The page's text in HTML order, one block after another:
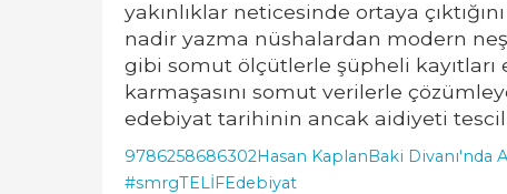
yakınlıklar neticesinde ortaya
nadir yazma nüshalardan modern
gibi somut ölçütlerle şüpheli
karmaşasını somut verilerle
edebiyat tarihinin ancak aidiyeti
9786258686302Hasan KaplanBaki Divanı'nda
#smrgTELİFEdebiyat